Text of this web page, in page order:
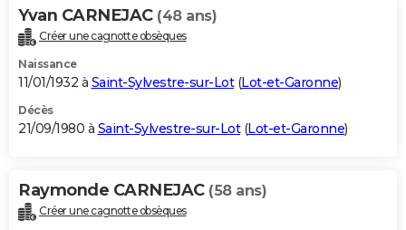
Yvan CARNEJAC (48 ans)
Créer une cagnotte obsèques
Naissance
11/01/1932 à Saint-Sylvestre-sur-Lot(Lot-et-Garonne)
Décès
21/09/1980 à Saint-Sylvestre-sur-Lot(Lot-et-Garonne)
Raymonde CARNEJAC (58 ans)
Créer une cagnotte obsèques